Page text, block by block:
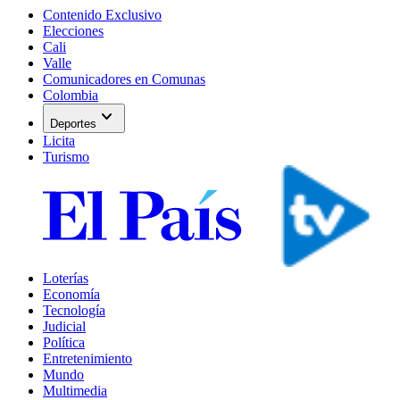
Contenido Exclusivo
Elecciones
Cali
Valle
Comunicadores en Comunas
Colombia
Deportes expand_more
Licita
Turismo
Loterías
Economía
Tecnología
Judicial
Política
Entretenimiento
Mundo
Multimedia